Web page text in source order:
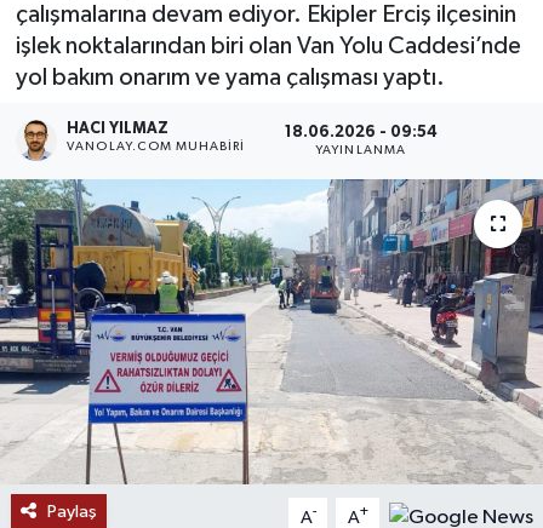
çalışmalarına devam ediyor. Ekipler Erciş ilçesinin
işlek noktalarından biri olan Van Yolu Caddesi’nde
yol bakım onarım ve yama çalışması yaptı.
HACI YILMAZ
VANOLAY.COM MUHABIRI
18.06.2026 - 09:54
YAYINLANMA
Paylaş A- A+
Dünya
RESMİ İLANLAR
Son Dakika Haberleri
Haber Arşivi